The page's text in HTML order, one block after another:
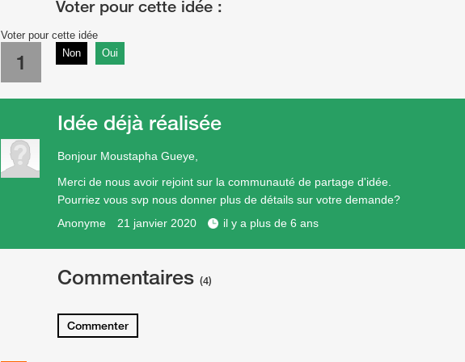
Voter pour cette idée
1 Non Oui
Bonjour Moustapha Gueye,
Merci de nous avoir rejoint sur la communauté de partage d'idée.
Pourriez vous svp nous donner plus de détails sur votre demande?
Anonyme
21 janvier 2020 il y a plus de 6 ans
Idée déjà réalisée
Commentaires (4)
Commenter